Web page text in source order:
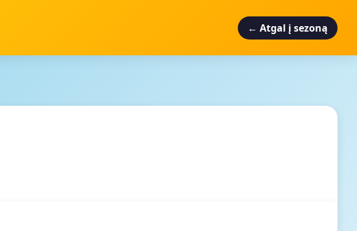
← Atgal į sezoną